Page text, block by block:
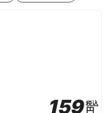
159
159税込
税込